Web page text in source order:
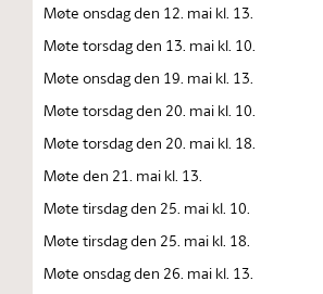
Møte onsdag den 12. mai kl. 13.
Møte torsdag den 13. mai kl. 10.
Møte onsdag den 19. mai kl. 13.
Møte torsdag den 20. mai kl. 10.
Møte torsdag den 20. mai kl. 18.
Møte den 21. mai kl. 13.
Møte tirsdag den 25. mai kl. 10.
Møte tirsdag den 25. mai kl. 18.
Møte onsdag den 26. mai kl. 13.